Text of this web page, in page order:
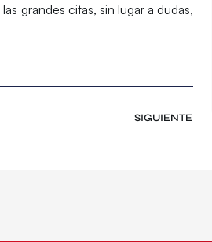
grandes citas, sin lugar a dudas,
SIGUIENTE